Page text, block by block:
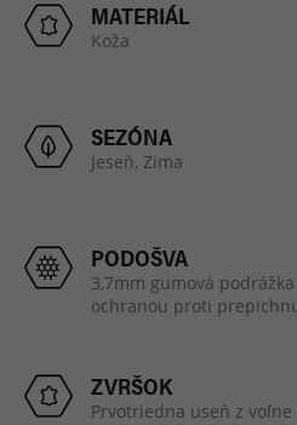
MATERIÁL
Koža
SEZÓNA
Jeseň, Zima
PODOŠVA
3,7mm gumová
ochranou proti
ZVRŠOK
Prvotriedna useň z